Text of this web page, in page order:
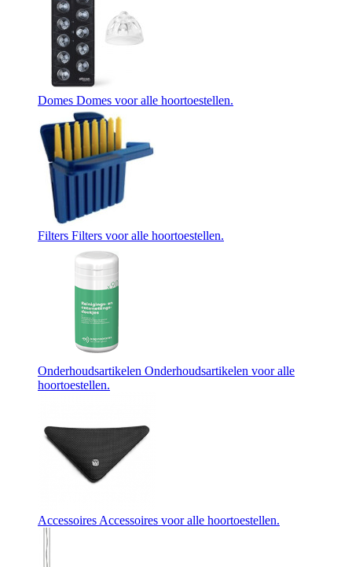
Domes Domes voor alle hoortoestellen.
Filters Filters voor alle hoortoestellen.
Onderhoudsartikelen Onderhoudsartikelen voor alle
hoortoestellen.
AccessoiresAccessoires voor alle hoortoestellen.